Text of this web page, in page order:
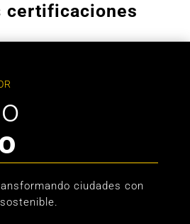
certificaciones
ciudades con